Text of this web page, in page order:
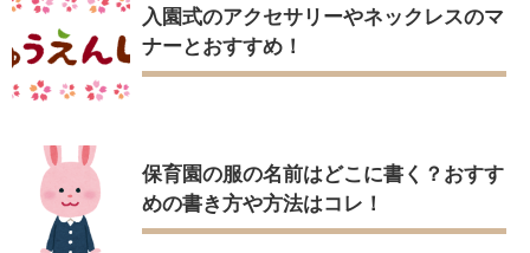
入園式のアクセサリーやネックレスのマ
ナーとおすすめ！
保育園の服の名前はどこに書く？おすす
めの書き方や方法はコレ！